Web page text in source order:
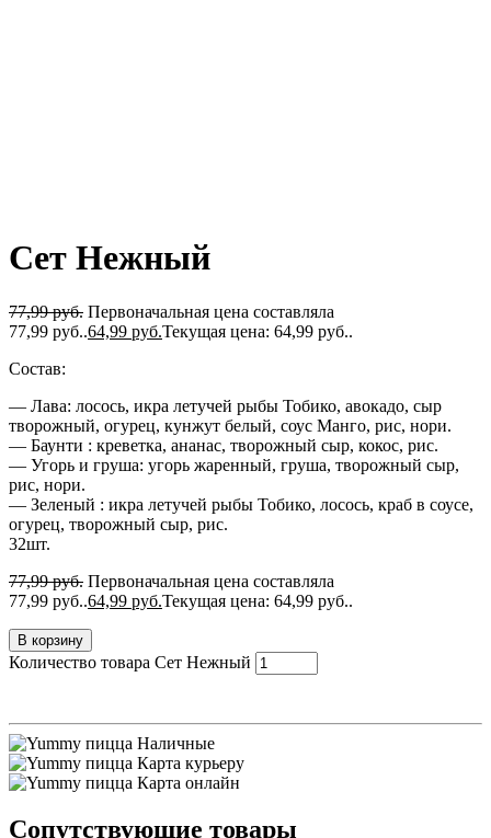
Сет Нежный
77,99руб. Первоначальная цена составляла
77,99 руб..64,99 руб.Текущая цена: 64,99 руб..
Состав:
— Лава: лосось, икра летучей рыбы Тобико, авокадо, сыр
творожный, огурец, кунжут белый, соус Манго, рис, нори.
— Баунти : креветка, ананас, творожный сыр, кокос, рис.
— Угорь и груша: угорь жаренный, груша, творожный сыр,
рис, нори.
— Зеленый : икра летучей рыбы Тобико, лосось, краб в соусе,
огурец, творожный сыр, рис.
32шт.
77,99руб. Первоначальная цена составляла
77,99 руб..64,99 руб.Текущая цена: 64,99 руб..
В корзину
Количество товара Сет Нежный
Наличные
Карта курьеру
Карта онлайн
Сопутствующие товары